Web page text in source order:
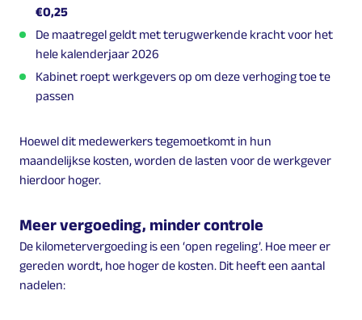
€0,25
De maatregel geldt met terugwerkende kracht voor het
hele kalenderjaar 2026
Kabinet roept werkgevers op om deze verhoging toe te
passen
Hoewel dit medewerkers tegemoetkomt in hun
maandelijkse kosten, worden de lasten voor de werkgever
hierdoor hoger.
Meer vergoeding, minder controle
De kilometervergoeding is een ‘open regeling’. Hoe meer er
gereden wordt, hoe hoger de kosten. Dit heeft een aantal
nadelen: